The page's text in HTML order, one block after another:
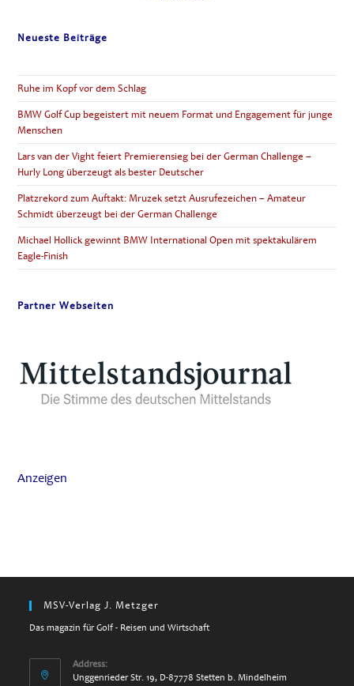
Neueste Beiträge
Ruhe im Kopf vor dem Schlag
BMW Golf Cup begeistert mit neuem Format und Engagement für junge
Menschen
Lars van der Vight feiert Premierensieg bei der German Challenge –
Hurly Long überzeugt als bester Deutscher
Platzrekord zum Auftakt: Mruzek setzt Ausrufezeichen – Amateur
Schmidt überzeugt bei der German Challenge
Michael Hollick gewinnt BMW International Open mit spektakulärem
Eagle-Finish
Partner Webseiten
Anzeigen
MSV-Verlag J. Metzger
Das magazin für Golf - Reisen und Wirtschaft
Address:
Unggenrieder Str. 19, D-87778 Stetten b. Mindelheim